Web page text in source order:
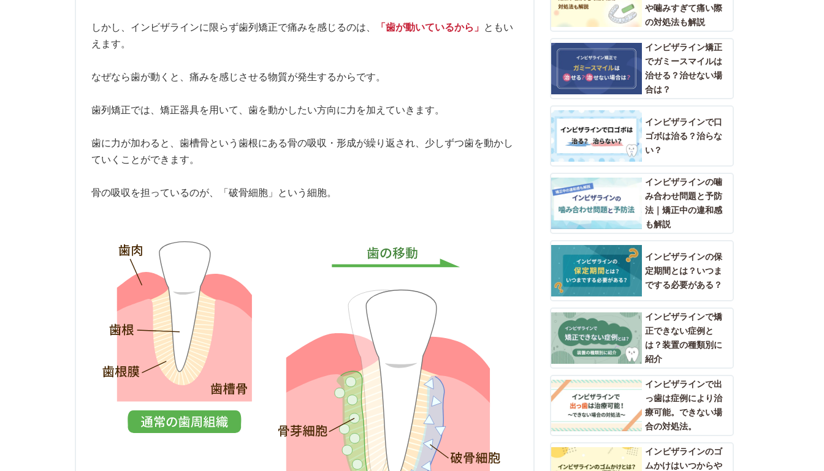
しかし、インビザラインに限らず歯列矯正で痛みを感じるのは、 「歯が動いているから」 ともい
えます。
なぜなら歯が動くと、痛みを感じさせる物質が発生するからです。
歯列矯正では、矯正器具を用いて、歯を動かしたい方向に力を加えていきます。
歯に力が加わると、歯槽骨という歯根にある骨の吸収・形成が繰り返され、少しずつ歯を動かし
ていくことができます。
骨の吸収を担っているのが、「破骨細胞」という細胞。
や噛みすぎて痛い際
の対処法も解説
インビザライン矯正
でガミースマイルは
治せる？治せない場
合は？
インビザラインで口
ゴボは治る？治らな
い？
インビザラインの噛
み合わせ問題と予防
法｜矯正中の違和感
も解説
インビザラインの保
定期間とは？いつま
でする必要がある？
インビザラインで矯
正できない症例と
は？装置の種類別に
紹介
インビザラインで出
っ歯は症例により治
療可能。できない場
合の対処法。
インビザラインのゴ
ムかけはいつからや